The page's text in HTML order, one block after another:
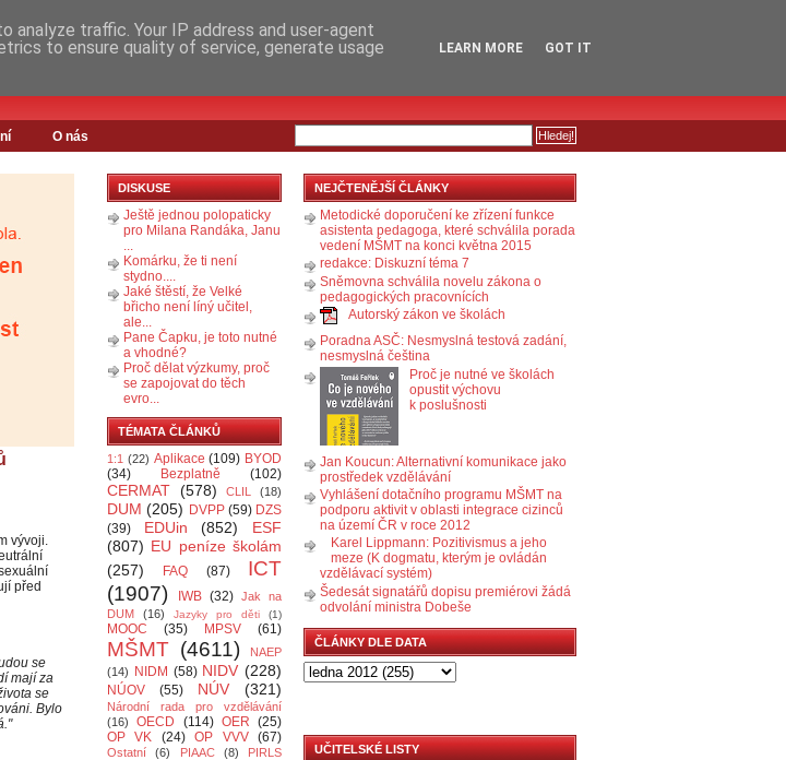
O nás
vývoji.
před
se
mají za
se
Bylo
DISKUSE
Ještě jednou polopaticky
pro Milana Randáka, Janu
...
Komárku, že ti není
stydno....
Jaké štěstí, že Velké
břicho není líný učitel,
ale...
Pane Čapku, je toto nutné
a vhodné?
Proč dělat výzkumy, proč
se zapojovat do těch
evro...
TÉMATA ČLÁNKŮ
1:1 (22) Aplikace (109) BYOD
(34)
Bezplatně (102)
CERMAT (578) CLIL (18)
DUM (205) DVPP (59) DZS
(39)
EDUin (852)
ESF
(807) EU peníze školám
(257)
FAQ (87)
ICT
(1907)
IWB (32) Jak na
DUM
(16) Jazyky pro děti (1)
MOOC (35) MPSV (61)
MŠMT (4611)
NAEP
(14)
NIDM (58) NIDV (228)
NÚOV (55) NÚV (321)
Národní rada pro vzdělávání
(16)
OECD (114) OER (25)
OP VK
(24) OP VVV (67)
Ostatní (6) PIAAC (8)
PIRLS
NEJČTENĚJŠÍ ČLÁNKY
Metodické doporučení ke zřízení funkce
asistenta pedagoga, které schválila porada
vedení MŠMT na konci května 2015
redakce: Diskuzní téma 7
Sněmovna schválila novelu zákona o
pedagogických pracovnících
Autorský zákon ve školách
Poradna ASČ: Nesmyslná testová zadání,
nesmyslná čeština
Proč je nutné ve školách
opustit výchovu
k poslušnosti
Jan Koucun: Alternativní komunikace jako
prostředek vzdělávání
Vyhlášení dotačního programu MŠMT na
podporu aktivit v oblasti integrace cizinců
na území ČR v roce 2012
Karel Lippmann: Pozitivismus a jeho
meze (K dogmatu, kterým je ovládán
vzdělávací systém)
Šedesát signatářů dopisu premiérovi žádá
odvolání ministra Dobeše
ČLÁNKY DLE DATA
UČITELSKÉ LISTY
traffic. Your IP address and user-agent
to ensure quality of service, generate usage
LEARN MORE GOT IT